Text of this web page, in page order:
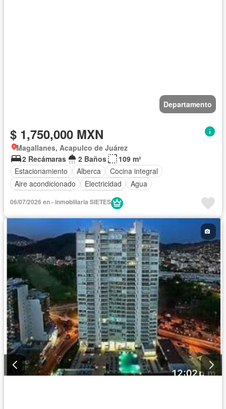
Departamento
$ 1,750,000 MXN
Magallanes, Acapulco de Juárez
2 Recámaras
2 Baños
109 m²
Estacionamiento
Alberca
Cocina integral
Aire acondicionado
Electricidad
Agua
Sin amueblar
06/07/2026 en - inmobiliaria SIETES